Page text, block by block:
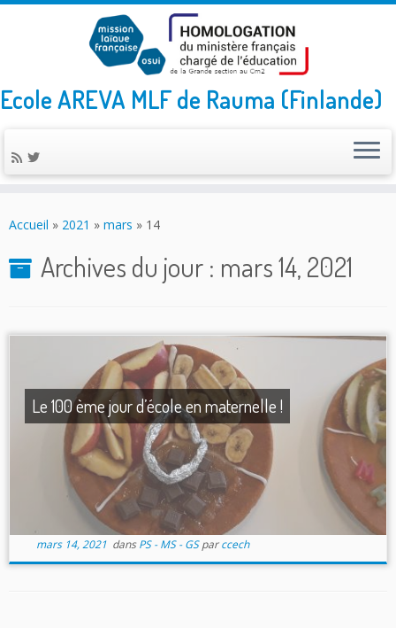
to
Ecole AREVA MLF de Rauma (Finlande)
Accueil » 2021 » mars » 14
Archives du jour : mars 14, 2021
Le 100 ème jour d’école en maternelle !
mars 14, 2021dansPS - MS - GSparccech